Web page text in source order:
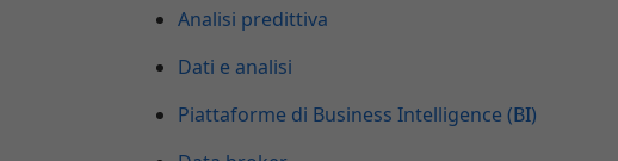
Analisi predittiva
Dati e analisi
Piattaforme di Business Intelligence (BI)